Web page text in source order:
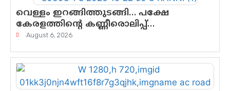
വെള്ളം ഇറങ്ങിത്തുടങ്ങി… പക്ഷേ
കേരളത്തിന്റെ കണ്ണീരൊലിപ്പ്
എന്നവസാനിക്കും?
August 6, 2026